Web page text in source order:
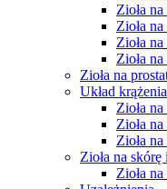
Zioła
Zioła
Zioła
Zioła
Zioła na
Układ
Zioła na
Zioła
Zioła
Zioła na
Zioła